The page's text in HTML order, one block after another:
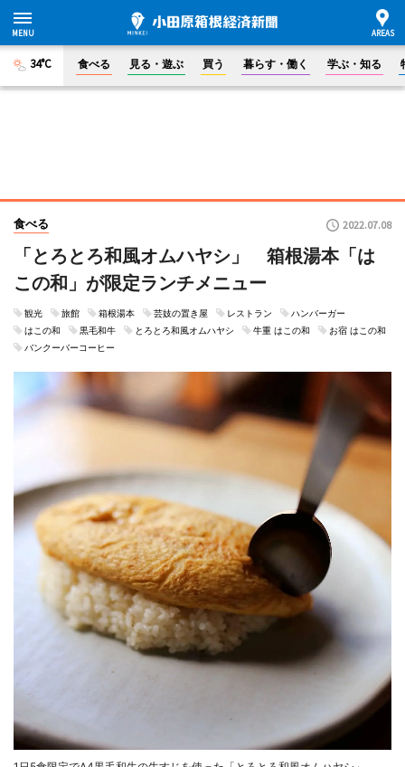
34°C 食べる 見る・遊ぶ 買う 暮らす・働く 学ぶ・知る
食べる 2022.07.08
「とろとろ和風オムハヤシ」 箱根湯本「は
この和」が限定ランチメニュー
観光 旅館 箱根湯本 芸妓の置き屋 レストラン
ハンバーガー
はこの和
黒毛和牛 とろとろ和風オムハヤシ 牛重 はこの和
お宿 はこの和
バンクーバーコーヒー